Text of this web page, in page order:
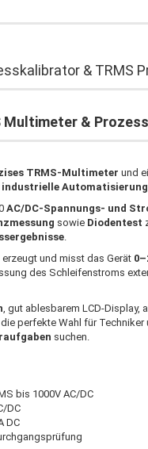
& TRMS
Multimeter &
TRMS-Multimeter und
industrielle
AC/DC-Spannungs- und
sowie Diodentest
.
und misst das Gerät
des Schleifenstroms
, gut ablesbarem LCD-Display,
perfekte Wahl für Techniker
suchen.
bis 1000V AC/DC
DC
DC